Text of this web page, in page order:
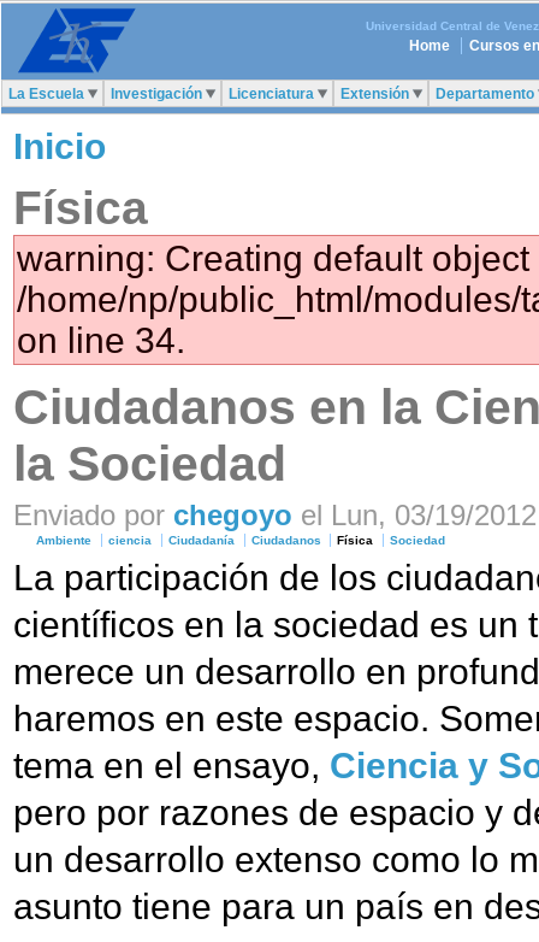
Universidad Central de
Home Cursos
La Escuela Investigación Licenciatura Extensión Departamento
Inicio
Física
warning: Creating default
/home/np/public_html/modules/
on line 34.
Ciudadanos en la
la Sociedad
Enviado por chegoyo el Lun, 03/19/
Ambiente ciencia Ciudadanía Ciudadanos Física Sociedad
La participación de los
científicos en la sociedad es un
merece un desarrollo en
haremos en este espacio.
tema en el ensayo, Ciencia y
pero por razones de espacio y
un desarrollo extenso como lo
asunto tiene para un país en